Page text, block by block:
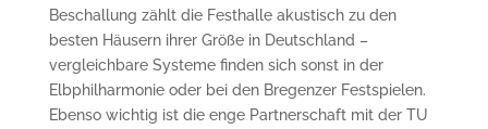
Beschallung zählt die Festhalle akustisch zu den
besten Häusern ihrer Größe in Deutschland –
vergleichbare Systeme finden sich sonst in der
Elbphilharmonie oder bei den Bregenzer Festspielen.
Ebenso wichtig ist die enge Partnerschaft mit der TU